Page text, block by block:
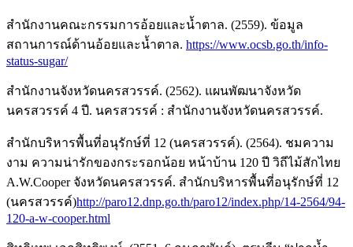
สำนักงานคณะกรรมการอ้อยและน้ำตาล. (2559). ข้อมูล
สถานการณ์ด้านอ้อยและน้ำตาล. https://www.ocsb.go.th/info-
status-sugar/
สำนักงานจังหวัดนครสวรรค์. (2562). แผนพัฒนาจังหวัด
นครสวรรค์ 4 ปี. นครสวรรค์ : สำนักงานจังหวัดนครสวรรค์.
สำนักบริหารพื้นที่อนุรักษ์ที่ 12 (นครสวรรค์). (2564). ชมความ
งาม ความน่ารักของกระรอกน้อย หน้าบ้าน 120 ปี วิถีไม้สักไทย
A.W.Cooper จังหวัดนครสวรรค์. สำนักบริหารพื้นที่อนุรักษ์ที่ 12
(นครสวรรค์)http://paro12.dnp.go.th/paro12/index.php/14-2564/94-
120-a-w-cooper.html